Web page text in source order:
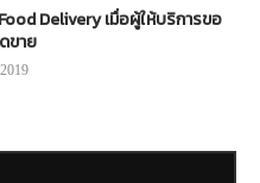
Delivery เมื่อผู้ให้บริการขอ
ขาย